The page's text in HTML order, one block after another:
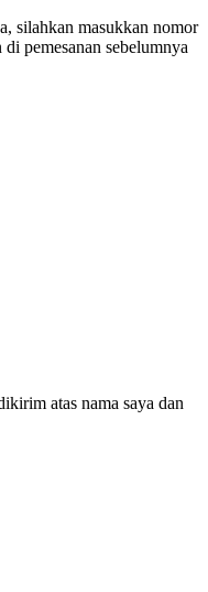
silahkan masukkan nomor
pemesanan sebelumnya
atas nama saya dan